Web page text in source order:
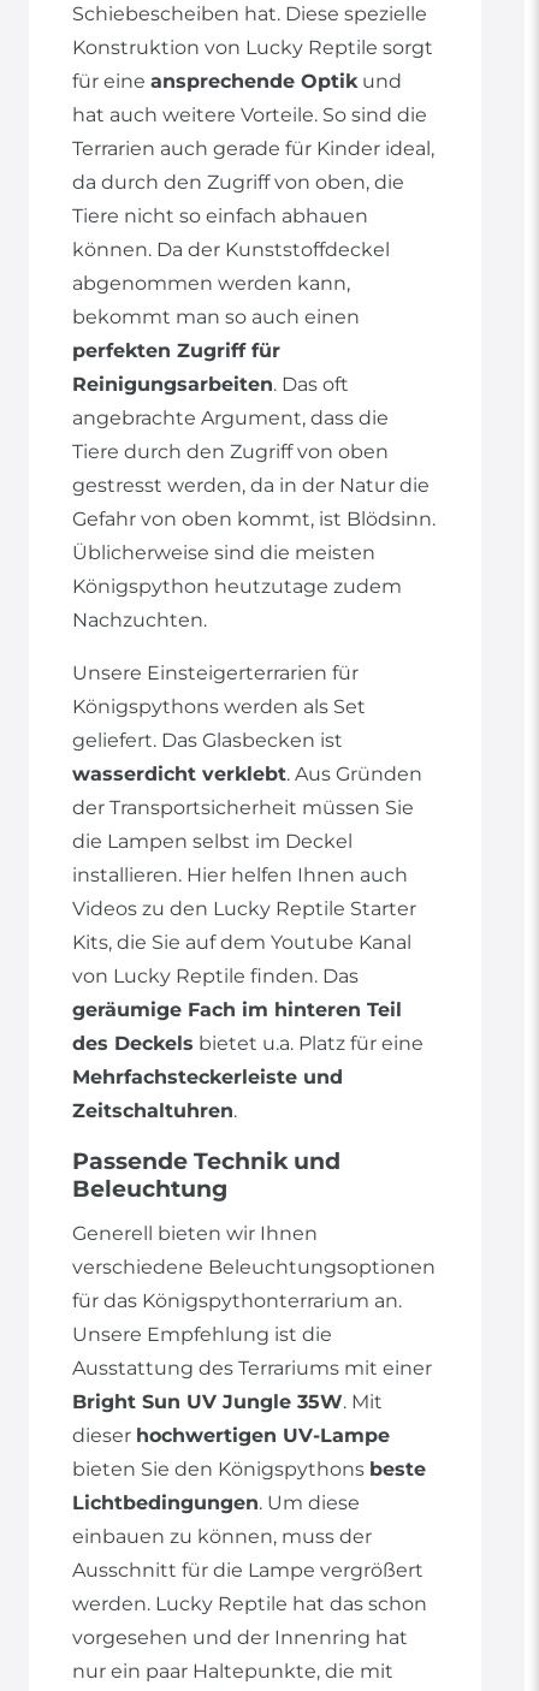
Schiebescheiben hat. Diese spezielle
Konstruktion von Lucky Reptile sorgt
für eine ansprechende Optikund
hat auch weitere Vorteile. So sind die
Terrarien auch gerade für Kinder ideal,
da durch den Zugriff von oben, die
Tiere nicht so einfach abhauen
können. Da der Kunststoffdeckel
abgenommen werden kann,
bekommt man so auch einen
perfekten Zugriff für
Reinigungsarbeiten. Das oft
angebrachte Argument, dass die
Tiere durch den Zugriff von oben
gestresst werden, da in der Natur die
Gefahr von oben kommt, ist Blödsinn.
Üblicherweise sind die meisten
Königspython heutzutage zudem
Nachzuchten.
Unsere Einsteigerterrarien für
Königspythons werden als Set
geliefert. Das Glasbecken ist
wasserdicht verklebt. Aus Gründen
der Transportsicherheit müssen Sie
die Lampen selbst im Deckel
installieren. Hier helfen Ihnen auch
Videos zu den Lucky Reptile Starter
Kits, die Sie auf dem Youtube Kanal
von Lucky Reptile finden. Das
geräumige Fach im hinteren Teil
des Deckels bietet u.a. Platz für eine
Mehrfachsteckerleiste und
Zeitschaltuhren.
Passende Technik und
Beleuchtung
Generell bieten wir Ihnen
verschiedene Beleuchtungsoptionen
für das Königspythonterrarium an.
Unsere Empfehlung ist die
Ausstattung des Terrariums mit einer
Bright Sun UV Jungle 35W. Mit
dieser hochwertigen UV-Lampe
bieten Sie den Königspythons beste
Lichtbedingungen. Um diese
einbauen zu können, muss der
Ausschnitt für die Lampe vergrößert
werden. Lucky Reptile hat das schon
vorgesehen und der Innenring hat
nur ein paar Haltepunkte, die mit